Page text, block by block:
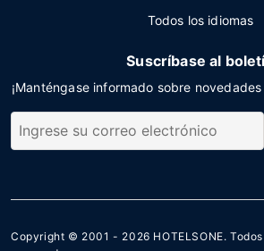
Todos los idiomas
Suscríbase al
¡Manténgase informado sobre
Copyright © 2001 - 2026 HOTELSONE.